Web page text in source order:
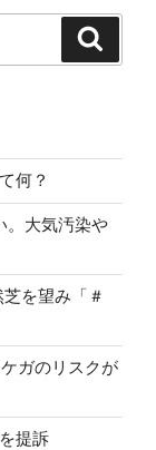
何？
。大気汚染や
を望み「＃
ガのリスクが
提訴